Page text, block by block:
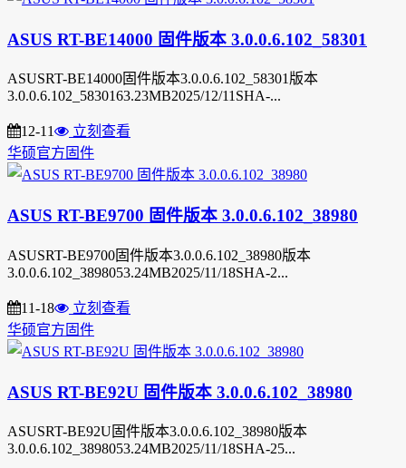
ASUS RT-BE14000 固件版本 3.0.0.6.102_58301
ASUSRT-BE14000固件版本3.0.0.6.102_58301版本
3.0.0.6.102_5830163.23MB2025/12/11SHA-...
12-11
立刻查看
华硕官方固件
ASUS RT-BE9700 固件版本 3.0.0.6.102_38980
ASUSRT-BE9700固件版本3.0.0.6.102_38980版本
3.0.0.6.102_3898053.24MB2025/11/18SHA-2...
11-18
立刻查看
华硕官方固件
ASUS RT-BE92U 固件版本 3.0.0.6.102_38980
ASUSRT-BE92U固件版本3.0.0.6.102_38980版本
3.0.0.6.102_3898053.24MB2025/11/18SHA-25...